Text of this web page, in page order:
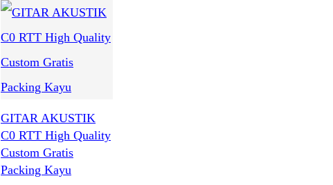
GITAR AKUSTIK
C0 RTT High Quality
Custom Gratis
Packing Kayu